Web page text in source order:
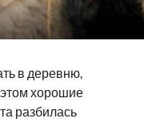
в деревню,
этом хорошие
разбилась